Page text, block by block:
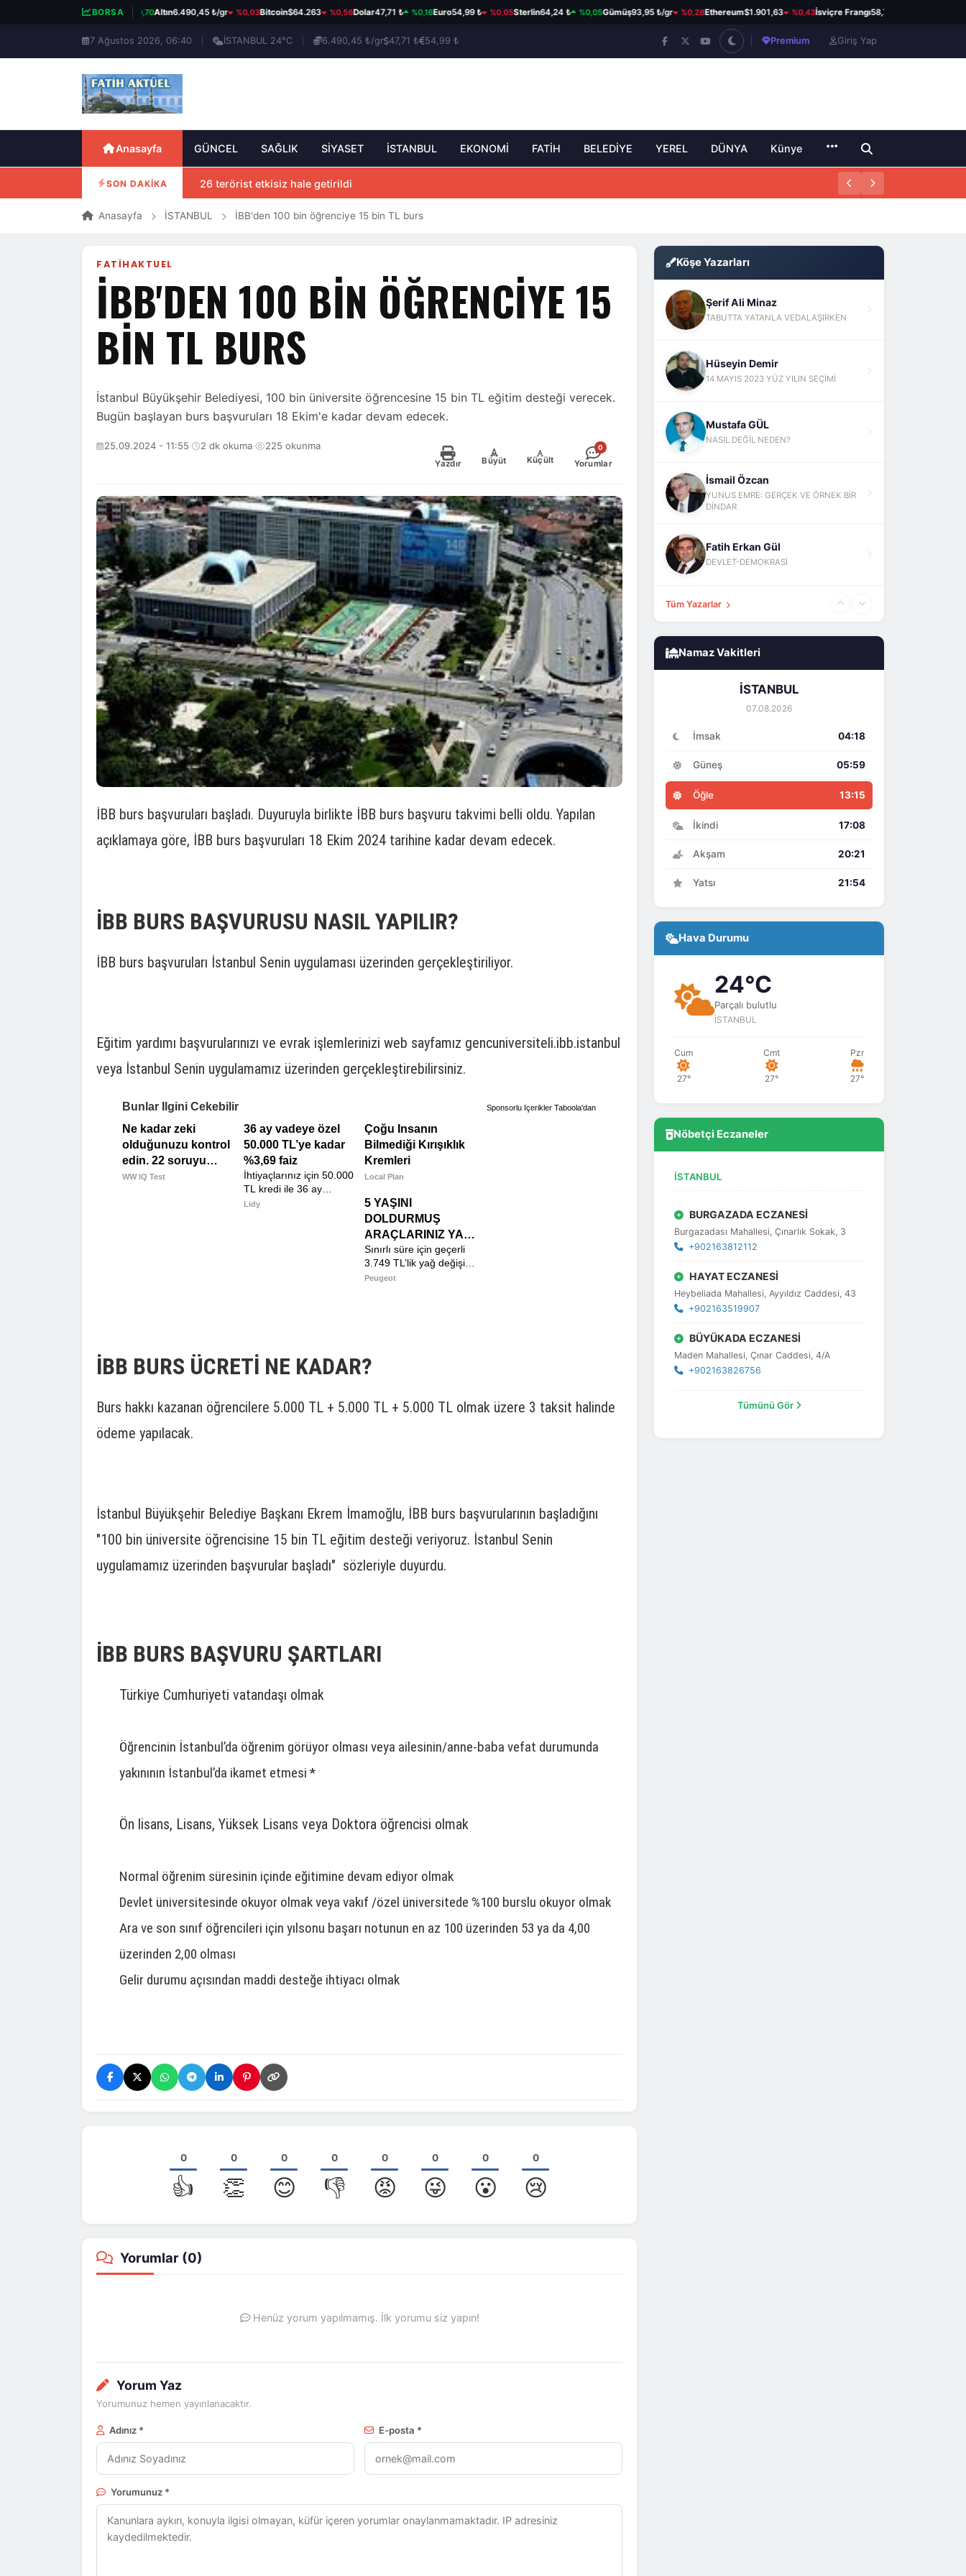
BORSA
13.798,82 %0,70 Altın6.490,45 ₺/gr %0,03Bitcoin$64.263 %0,56Dolar47,71 ₺ %0,16Euro54,99 ₺ %0,05Sterlin64,24 ₺ %0,05Gümüş93,95 ₺/gr %0,28Ethereum$1.901,63 %0,43İsviçre Frangı58,71 ₺
7 Ağustos 2026, 06:40 İSTANBUL 24°C 6.490,45 ₺/gr 47,71 ₺ 54,99 ₺ Premium Giriş Yap
Anasayfa GÜNCEL SAĞLIK SİYASET İSTANBUL EKONOMİ FATİH BELEDİYE YEREL DÜNYA Künye
SON DAKİKA 26 terörist etkisiz hale getirildi
Anasayfa İSTANBUL İBB'den 100 bin öğrenciye 15 bin TL burs
FATIHAKTUEL
İBB'DEN 100 BIN ÖĞRENCIYE 15
BIN TL BURS
İstanbul Büyükşehir Belediyesi, 100 bin üniversite öğrencesine 15 bin TL eğitim desteği verecek.
Bugün başlayan burs başvuruları 18 Ekim'e kadar devam edecek.
25.09.2024 - 11:55· 2 dk okuma· 225 okunma
Yazdır
+
Büyüt
-
Küçült
0
Yorumlar
İBB burs başvuruları başladı. Duyuruyla birlikte İBB burs başvuru takvimi belli oldu. Yapılan
açıklamaya göre, İBB burs başvuruları 18 Ekim 2024 tarihine kadar devam edecek.
İBB BURS BAŞVURUSU NASIL YAPILIR?
İBB burs başvuruları İstanbul Senin uygulaması üzerinden gerçekleştiriliyor.
Eğitim yardımı başvurularınızı ve evrak işlemlerinizi web sayfamız gencuniversiteli.ibb.istanbul
veya İstanbul Senin uygulamamız üzerinden gerçekleştirebilirsiniz.
Taboola'dan
Sponsorlu Içerikler
Bunlar Ilgini Cekebilir
Ne kadar zeki
olduğunuzu kontrol
edin. 22 soruyu
yanıtlayın ve
WW IQ Test
36 ay vadeye özel
50.000 TL’ye kadar
%3,69 faiz
İhtiyaçlarınız için 50.000
TL kredi ile 36 ay
vadeye özel %3.69 faiz
Lidy
Çoğu Insanın
Bilmediği Kırışıklık
Kremleri
Local Plan
5 YAŞINI
DOLDURMUŞ
ARAÇLARINIZ YAĞ
DEĞİŞİMİNE HAZIR!
Sınırlı süre için geçerli
3.749 TL’lik yağ değişim
paketinden hemen
Peugeot
İBB BURS ÜCRETİ NE KADAR?
Burs hakkı kazanan öğrencilere 5.000 TL + 5.000 TL + 5.000 TL olmak üzere 3 taksit halinde
ödeme yapılacak.
İstanbul Büyükşehir Belediye Başkanı Ekrem İmamoğlu, İBB burs başvurularının başladığını
"100 bin üniversite öğrencisine 15 bin TL eğitim desteği veriyoruz. İstanbul Senin
uygulamamız üzerinden başvurular başladı" sözleriyle duyurdu.
İBB BURS BAŞVURU ŞARTLARI
Türkiye Cumhuriyeti vatandaşı olmak
Öğrencinin İstanbul’da öğrenim görüyor olması veya ailesinin/anne-baba vefat durumunda
yakınının İstanbul’da ikamet etmesi *
Ön lisans, Lisans, Yüksek Lisans veya Doktora öğrencisi olmak
Normal öğrenim süresinin içinde eğitimine devam ediyor olmak
Devlet üniversitesinde okuyor olmak veya vakıf /özel üniversitede %100 burslu okuyor olmak
Ara ve son sınıf öğrencileri için yılsonu başarı notunun en az 100 üzerinden 53 ya da 4,00
üzerinden 2,00 olması
Gelir durumu açısından maddi desteğe ihtiyacı olmak
0
👍
0
👏
0
😊
0
👎
0
😡
0
😜
0
😮
0
😢
Yorumlar (0)
Henüz yorum yapılmamış. İlk yorumu siz yapın!
Yorum Yaz
Yorumunuz hemen yayınlanacaktır.
Adınız * E-posta *
Yorumunuz *
Köşe Yazarları
Şerif Ali Minaz
TABUTTA YATANLA VEDALAŞIRKEN
Hüseyin Demir
14 MAYIS 2023 YÜZ YILIN SEÇİMİ
Mustafa GÜL
NASIL DEĞİL NEDEN?
İsmail Özcan
YUNUS EMRE: GERÇEK VE ÖRNEK BİR
DİNDAR
Fatih Erkan Gül
DEVLET-DEMOKRASİ
Tüm Yazarlar
Namaz Vakitleri
İSTANBUL
07.08.2026
İmsak 04:18
Güneş 05:59
Öğle 13:15
İkindi 17:08
Akşam 20:21
Yatsı 21:54
Hava Durumu
24°C
Parçalı bulutlu
İSTANBUL
Cum
27°
Cmt
27°
Pzr
27°
Nöbetçi Eczaneler
İSTANBUL
BURGAZADA ECZANESİ
Burgazadası Mahallesi, Çınarlık Sokak, 3
+902163812112
HAYAT ECZANESİ
Heybeliada Mahallesi, Ayyıldız Caddesi, 43
+902163519907
BÜYÜKADA ECZANESİ
Maden Mahallesi, Çınar Caddesi, 4/A
+902163826756
Tümünü Gör